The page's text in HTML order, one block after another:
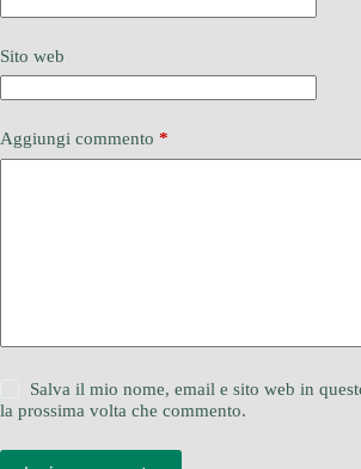
Sito web
Aggiungi commento *
Salva il mio nome, email e sito web in
la prossima volta che commento.